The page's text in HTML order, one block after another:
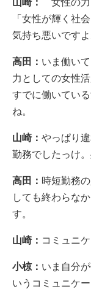
「女性が輝く社
気持ち悪いですよ
高田： いま働い
力としての女性
すでに働いてい
ね。
山崎： やっぱり
勤務でしたっけ
高田： 時短勤務
しても終わらな
す。
山崎： コミュニ
小椋： いま自分
いうコミュニケ